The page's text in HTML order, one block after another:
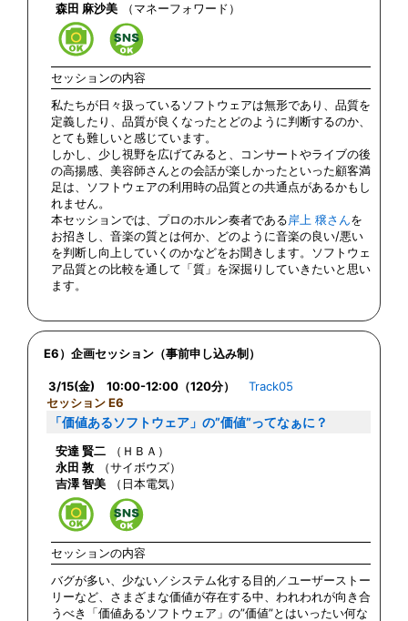
森田 麻沙美
（マネーフォワード）
セッションの内容
私たちが日々扱っているソフトウェアは無形であり、品質を
定義したり、品質が良くなったとどのように判断するのか、
とても難しいと感じています。
しかし、少し視野を広げてみると、コンサートやライブの後
の高揚感、美容師さんとの会話が楽しかったといった顧客満
足は、ソフトウェアの利用時の品質との共通点があるかもし
れません。
本セッションでは、プロのホルン奏者である岸上 穣さんを
お招きし、音楽の質とは何か、どのように音楽の良い/悪い
を判断し向上していくのかなどをお聞きします。ソフトウェ
ア品質との比較を通して「質」を深掘りしていきたいと思い
ます。
E6）企画セッション（事前申し込み制）
3/15(金) 10:00-12:00（120分）
Track05
セッション E6
「価値あるソフトウェア」の”価値”ってなぁに？
安達 賢二
（ＨＢＡ）
永田 敦
（サイボウズ）
吉澤 智美
（日本電気）
セッションの内容
バグが多い、少ない／システム化する目的／ユーザーストー
リーなど、さまざまな価値が存在する中、われわれが向き合
うべき「価値あるソフトウェア」の”価値”とはいったい何な